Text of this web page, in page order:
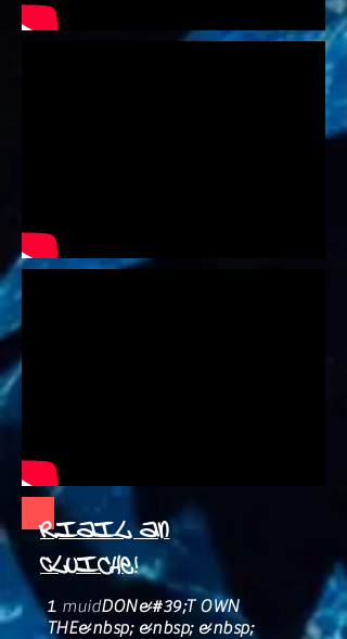
1. muidDON&#39;T OWN
THE&nbsp; &nbsp; &nbsp;
Riail an
Cluiche!